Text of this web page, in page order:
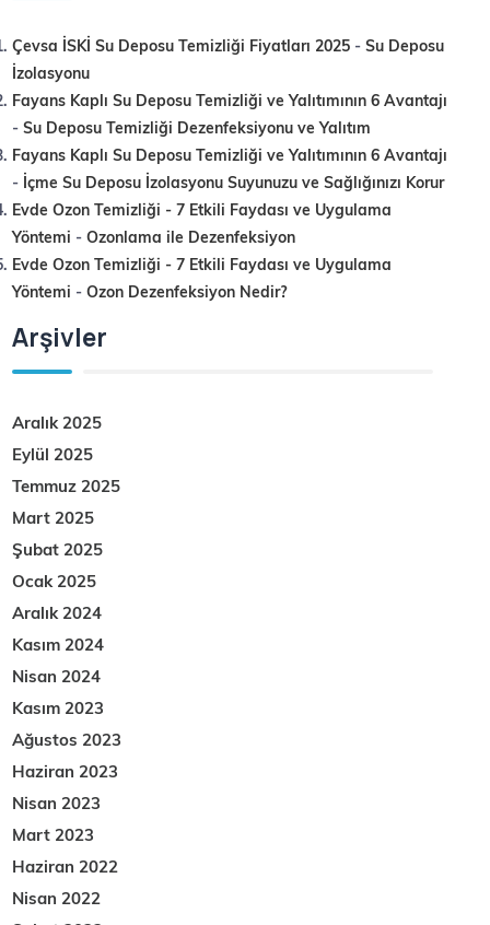
Çevsa İSKİ Su Deposu Temizliği Fiyatları 2025 -Su Deposu
İzolasyonu
Fayans Kaplı Su Deposu Temizliği ve Yalıtımının 6 Avantajı
-Su Deposu Temizliği Dezenfeksiyonu ve Yalıtım
Fayans Kaplı Su Deposu Temizliği ve Yalıtımının 6 Avantajı
- İçme Su Deposu İzolasyonu Suyunuzu ve Sağlığınızı Korur
Evde Ozon Temizliği - 7 Etkili Faydası ve Uygulama
Yöntemi -Ozonlama ile Dezenfeksiyon
Evde Ozon Temizliği - 7 Etkili Faydası ve Uygulama
Yöntemi -Ozon Dezenfeksiyon Nedir?
Arşivler
Aralık 2025
Eylül 2025
Temmuz 2025
Mart 2025
Şubat 2025
Ocak 2025
Aralık 2024
Kasım 2024
Nisan 2024
Kasım 2023
Ağustos 2023
Haziran 2023
Nisan 2023
Mart 2023
Haziran 2022
Nisan 2022